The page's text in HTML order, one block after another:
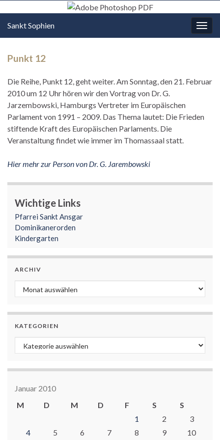
Sankt Sophien
Punkt 12
Die Reihe, Punkt 12, geht weiter. Am Sonntag, den 21. Februar
2010 um 12 Uhr hören wir den Vortrag von Dr. G.
Jarzembowski, Hamburgs Vertreter im Europäischen
Parlament von 1991 – 2009. Das Thema lautet: Die Frieden
stiftende Kraft des Europäischen Parlaments. Die
Veranstaltung findet wie immer im Thomassaal statt.
Hier mehr zur Person von Dr. G. Jarembowski
Wichtige Links
Pfarrei Sankt Ansgar
Dominikanerorden
Kindergarten
ARCHIV
Archiv
KATEGORIEN
Kategorien
Januar 2010
M
D M D F S
S
1
2
3
4
5 6 7 8 9 10